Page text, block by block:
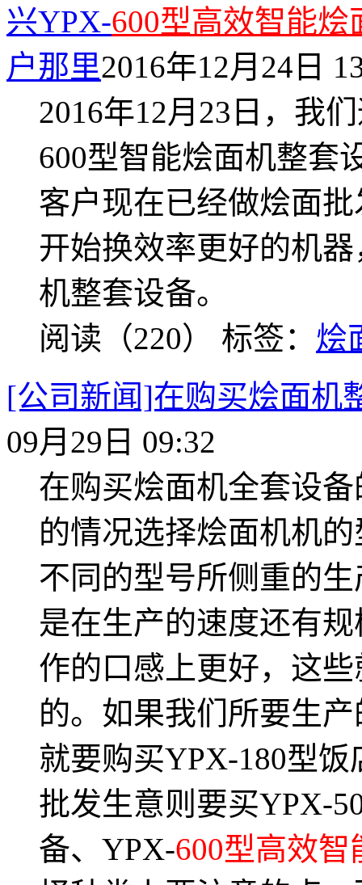
兴YPX-600型高效智能烩
户那里2016年12月24日
2016年12月23日，我
600型智能烩面机整套
客户现在已经做烩面
开始换效率更好的机
机整套设备。
阅读（220） 标签： 烩
[公司新闻]在购买烩面机
09月29日 09:32
在购买烩面机全套设
的情况选择烩面机机
不同的型号所侧重的
是在生产的速度还有
作的口感上更好，这
的。如果我们所要生
就要购买YPX-180型
批发生意则要买YPX-
备、YPX-600型高效智